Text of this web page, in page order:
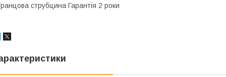
струбцина Гарантія 2 роки